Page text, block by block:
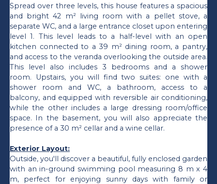
Spread over three levels, this house features a spacious
and bright 42 m² living room with a pellet stove, a
separate WC, and a large entrance closet upon entering
level 1. This level leads to a half-level with an open
kitchen connected to a 39 m² dining room, a pantry,
and access to the veranda overlooking the outside area.
This level also includes 3 bedrooms and a shower
room. Upstairs, you will find two suites: one with a
shower room and WC, a bathroom, access to a
balcony, and equipped with reversible air conditioning,
while the other includes a large dressing room/office
space. In the basement, you will also appreciate the
presence of a 30 m² cellar and a wine cellar.
Exterior Layout:
Outside, you'll discover a beautiful, fully enclosed garden
with an in-ground swimming pool measuring 8 m x 4
m, perfect for enjoying sunny days with family or